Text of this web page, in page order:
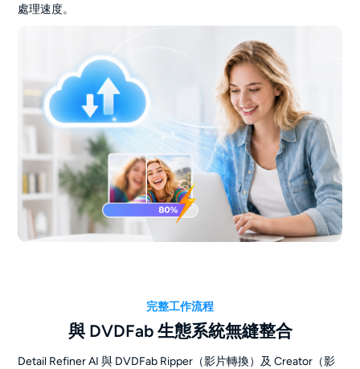
處理速度。
完整工作流程
與 DVDFab 生態系統無縫整合
Detail Refiner AI 與 DVDFab Ripper（影片轉換）及 Creator（影